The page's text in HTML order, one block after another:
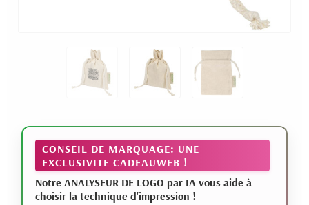
CONSEIL DE MARQUAGE: UNE
EXCLUSIVITE CADEAUWEB !
Notre ANALYSEUR DE LOGO par IA vous aide à
choisir la technique d'impression !